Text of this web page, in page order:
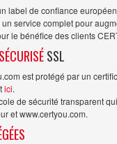
label de confiance
service complet pour
le bénéfice des clients
SÉCURISÉSSL
est protégé par un
ici.
de sécurité transparent
et www.certyou.com.